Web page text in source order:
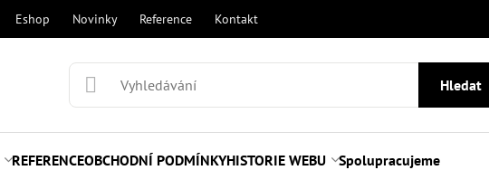
Eshop Novinky Reference Kontakt
Hledat
REFERENCEOBCHODNÍ PODMÍNKYHISTORIE WEBU Spolupracujeme